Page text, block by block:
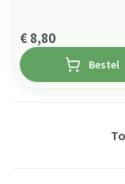
€ 8,80
Bestel